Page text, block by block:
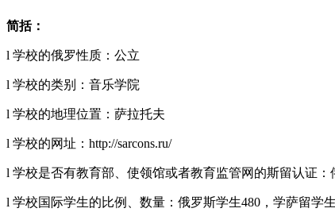
简括：
l 学校的俄罗性质：公立
l 学校的类别：音乐学院
l 学校的地理位置：萨拉托夫
l 学校的网址：http://sarcons.ru/
l 学校是否有教育部、使领馆或者教育监管网的斯留认证：
l 学校国际学生的比例、数量：俄罗斯学生480，学萨留学